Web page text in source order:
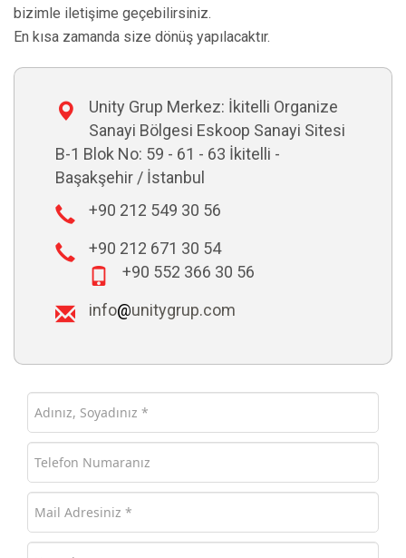
bizimle iletişime geçebilirsiniz.
En kısa zamanda size dönüş yapılacaktır.
Unity Grup Merkez: İkitelli Organize
Sanayi Bölgesi Eskoop Sanayi Sitesi
B-1 Blok No: 59 - 61 - 63 İkitelli -
Başakşehir / İstanbul
+90 212 549 30 56
+90 212 671 30 54
+90 552 366 30 56
info@unitygrup.com